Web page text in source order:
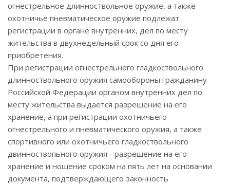
огнестрельное длинноствольное оружие, а также
охотничье пневматическое оружие подлежат
регистрации в органе внутренних, дел по месту
жительства в двухнедельный срок со дня его
приобретения.
При регистрации огнестрельного гладкоствольного
длинноствольного оружия самообороны гражданину
Российской Федерации органом внутренних дел по
месту жительства выдается разрешение на его
хранение, а при регистрации охотничьего
огнестрельного и пневматического оружия, а также
спортивного или охотничьего гладкоствольного
двинноствопьного оружия - разрешение на его
хранение и ношение сроком на пять лет на основании
документа, подтверждающего законность